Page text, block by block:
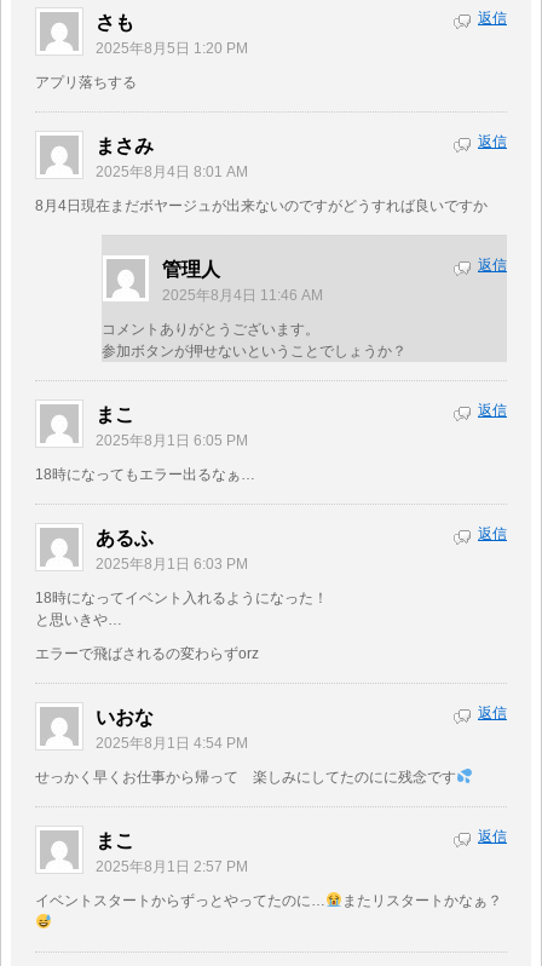
さも
2025年8月5日 1:20 PM
アプリ落ちする
返信
まさみ
2025年8月4日 8:01 AM
8月4日現在まだボヤージュが出来ないのですがどうすれば良いですか
返信
管理人
2025年8月4日 11:46 AM
コメントありがとうございます。
参加ボタンが押せないということでしょうか？
返信
まこ
2025年8月1日 6:05 PM
18時になってもエラー出るなぁ…
返信
あるふ
2025年8月1日 6:03 PM
18時になってイベント入れるようになった！
と思いきや…
エラーで飛ばされるの変わらずorz
返信
いおな
2025年8月1日 4:54 PM
せっかく早くお仕事から帰って 楽しみにしてたのにに残念です
返信
まこ
2025年8月1日 2:57 PM
イベントスタートからずっとやってたのに…
またリスタートかなぁ？
返信